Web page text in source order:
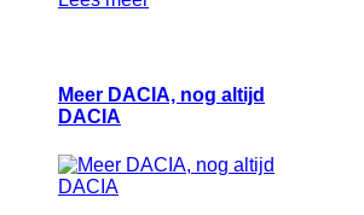
Meer DACIA, nog altijd
DACIA